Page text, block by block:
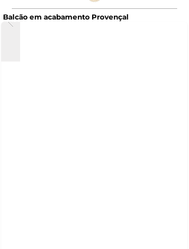
Balcão em acabamento Provençal